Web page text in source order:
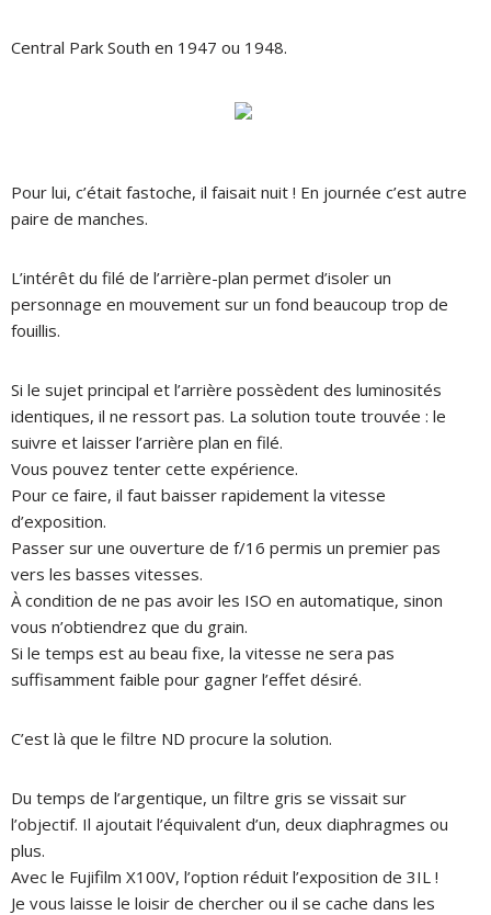
Central Park South en 1947 ou 1948.
Pour lui, c’était fastoche, il faisait nuit ! En journée c’est autre
paire de manches.
L’intérêt du filé de l’arrière-plan permet d’isoler un
personnage en mouvement sur un fond beaucoup trop de
fouillis.
Si le sujet principal et l’arrière possèdent des luminosités
identiques, il ne ressort pas. La solution toute trouvée : le
suivre et laisser l’arrière plan en filé.
Vous pouvez tenter cette expérience.
Pour ce faire, il faut baisser rapidement la vitesse
d’exposition.
Passer sur une ouverture de f/16 permis un premier pas
vers les basses vitesses.
À condition de ne pas avoir les ISO en automatique, sinon
vous n’obtiendrez que du grain.
Si le temps est au beau fixe, la vitesse ne sera pas
suffisamment faible pour gagner l’effet désiré.
C’est là que le filtre ND procure la solution.
Du temps de l’argentique, un filtre gris se vissait sur
l’objectif. Il ajoutait l’équivalent d’un, deux diaphragmes ou
plus.
Avec le Fujifilm X100V, l’option réduit l’exposition de 3IL !
Je vous laisse le loisir de chercher ou il se cache dans les